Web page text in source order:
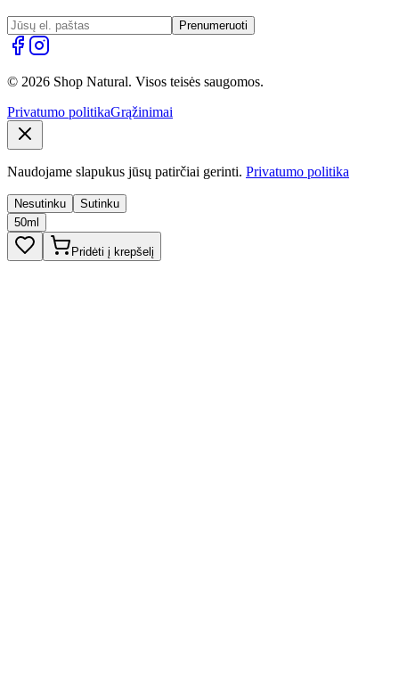
Prenumeruoti
© 2026 Shop Natural. Visos teisės saugomos.
Privatumo politikaGrąžinimai
Naudojame slapukus jūsų patirčiai gerinti. Privatumo politika
Nesutinku
Sutinku
50ml
Pridėti į krepšelį